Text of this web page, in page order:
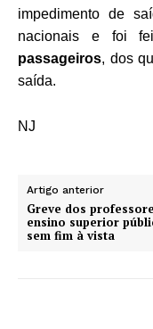
impedimento de
nacionais e foi
passageiros, dos
saída.
NJ
Artigo anterior
Greve dos
ensino superior
sem fim à vista